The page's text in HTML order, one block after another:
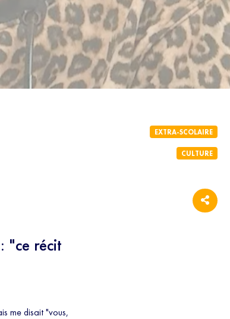
"ce récit
me disait "vous,
EXTRA-SCOLAIRE
CULTURE
newsletter 100% éducation et recevez tous
des programmes SQOOL TV en moins de
votre email, vous acceptez de recevoir
avec le bouton de désinscription qui figure en